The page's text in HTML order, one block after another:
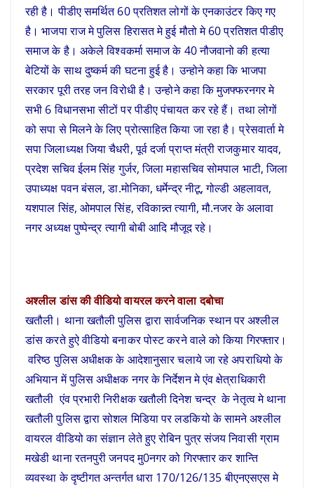
रही है। पीडीए समर्थित 60 प्रतिशत लोगों के एनकाउंटर किए गए
है। भाजपा राज मे पुलिस हिरासत मे हुई मौतो मे 60 प्रतिशत पीडीए
समाज के है। अकेले विश्वकर्मा समाज के 40 नौजवानो की हत्या
बेटियों के साथ दुष्कर्म की घटना हुई है। उन्होने कहा कि भाजपा
सरकार पूरी तरह जन विरोधी है। उन्होने कहा कि मुजफ्फरनगर मे
सभी 6 विधानसभा सीटों पर पीडीए पंचायत कर रहे हैं। तथा लोगों
को सपा से मिलने के लिए प्रोत्साहित किया जा रहा है। प्रेसवार्ता मे
सपा जिलाध्यक्ष जिया चैधरी, पूर्व दर्जा प्राप्त मंत्री राजकुमार यादव,
प्रदेश सचिव ईलम सिंह गुर्जर, जिला महासचिव सोमपाल भाटी, जिला
उपाध्यक्ष पवन बंसल, डा.मोनिका, धर्मेन्द्र नीटू, गोल्डी अहलावत,
यशपाल सिंह, ओमपाल सिंह, रविकान्न्त त्यागी, मौ.नजर के अलावा
नगर अध्यक्ष पुष्पेन्द्र त्यागी बोबी आदि मौजूद रहे।
अश्लील डांस की वीडियो वायरल करने वाला दबोचा
खतौली। थाना खतौली पुलिस द्वारा सार्वजनिक स्थान पर अश्लील
डांस करते हुऐ वीडियो बनाकर पोस्ट करने वाले को किया गिरफ्तार।
वरिष्ठ पुलिस अधीक्षक के आदेशानुसार चलाये जा रहे अपराधियो के
अभियान में पुलिस अधीक्षक नगर के निर्देशन मे एंव क्षेत्राधिकारी
खतौली एंव प्रभारी निरीक्षक खतौली दिनेश चन्द्र के नेतृत्व मे थाना
खतौली पुलिस द्वारा सोशल मिडिया पर लडकियो के सामने अश्लील
वायरल वीडियो का संज्ञान लेते हुए रोबिन पुत्र संजय निवासी ग्राम
मखेडी थाना रतनपुरी जनपद मु0नगर को गिरफ्तार कर शान्ति
व्यवस्था के दृष्टीगत अन्तर्गत धारा 170/126/135 बीएनएसएस मे